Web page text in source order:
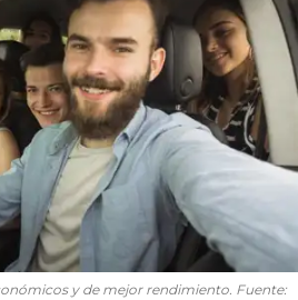
y de mejor rendimiento. Fuente: